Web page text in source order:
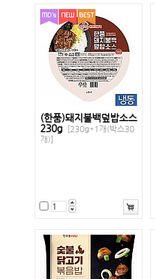
(한품)돼지불백덮밥소스
230g
[230g*1개(박스30
개)]